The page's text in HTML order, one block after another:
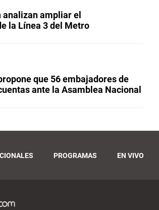
analizan ampliar el
la Línea 3 del Metro
que 56 embajadores de
ante la Asamblea Nacional
PROGRAMAS EN VIVO